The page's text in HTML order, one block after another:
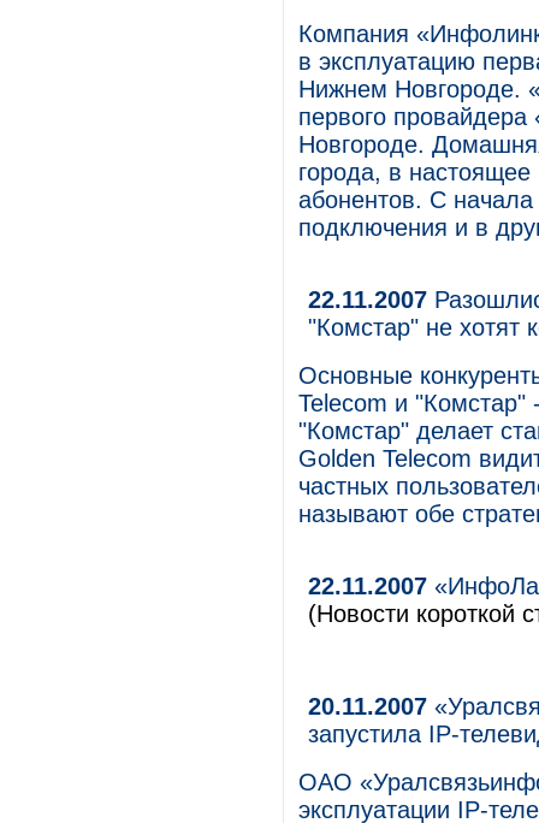
Компания
в эксплуатацию
Нижнем Новгороде.
первого
Новгороде.
города, в
абонентов. С
подключения и в
22.11.2007
"Комстар" не хотят
Основные
Telecom и "Комстар"
"Комстар" делает
Golden Telecom
частных
называют обе
22.11.2007
(Новости короткой
20.11.2007
запустила IP-
ОАО
эксплуатации IP-